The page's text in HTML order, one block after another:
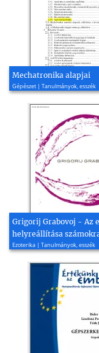
Mechatronika alapjai
Gépészet | Tanulmányok, esszék
Grigorij Grabovoj - Az
helyreállítása
Ezoterika | Tanulmányok, esszék